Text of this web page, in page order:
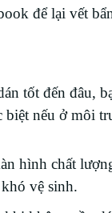
để lại vết
tốt đến đâu,
nếu ở môi
hình chất
vệ sinh.